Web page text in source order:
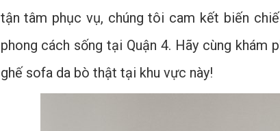
tận tâm phục vụ, chúng tôi cam kết biến
phong cách sống tại Quận 4. Hãy cùng
ghế sofa da bò thật tại khu vực này!